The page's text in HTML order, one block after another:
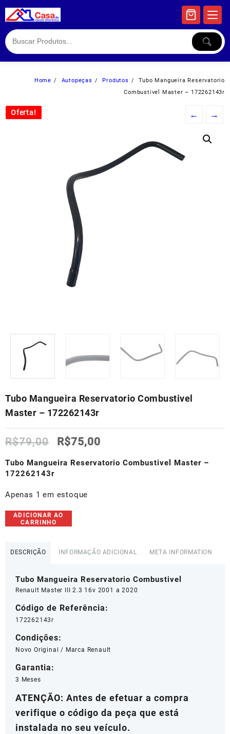
to
Home Autopeças Produtos
Tubo Mangueira Reservatorio
Combustivel Master – 172262143r
Oferta! ← →
Tubo Mangueira Reservatorio Combustivel
Master – 172262143r
R$79,00
O
original
R$75,00
atual
Tubo Mangueira Reservatorio Combustivel Master –
172262143r
Apenas 1 em estoque
Tubo
Mangueira
Combustivel
172262143r
quantidade
ADICIONAR AO
CARRINHO
DESCRIÇÃO INFORMAÇÃO ADICIONAL META INFORMATION
Tubo Mangueira Reservatorio Combustivel
Renault Master III 2.3 16v 2001 a 2020
Código de Referência:
172262143r
Condições:
Novo Original / Marca Renault
Garantia:
3 Meses
ATENÇÃO: Antes de efetuar a compra
verifique o código da peça que está
instalada no seu veículo.
Oferta!